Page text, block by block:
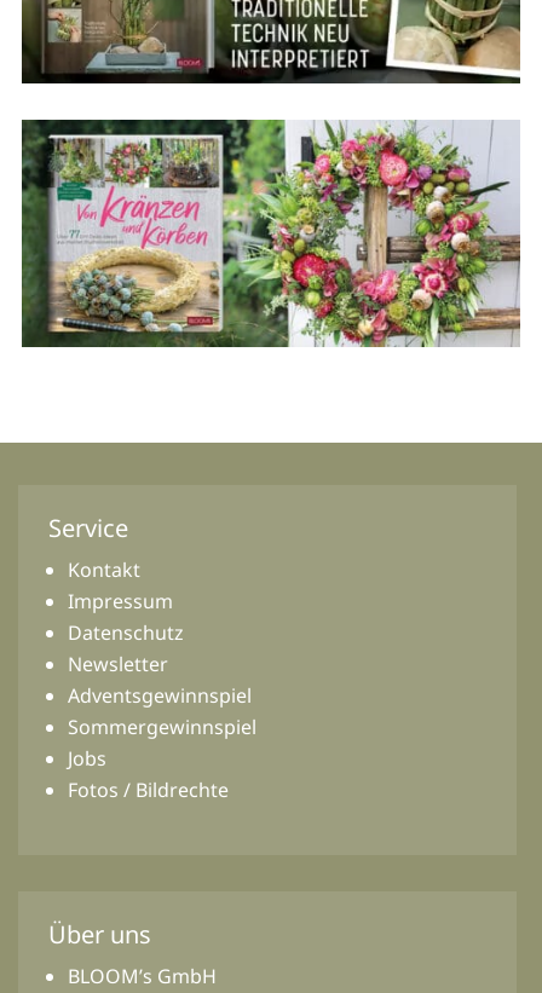
Service
Kontakt
Impressum
Datenschutz
Newsletter
Adventsgewinnspiel
Sommergewinnspiel
Jobs
Fotos / Bildrechte
Über uns
BLOOM’s GmbH